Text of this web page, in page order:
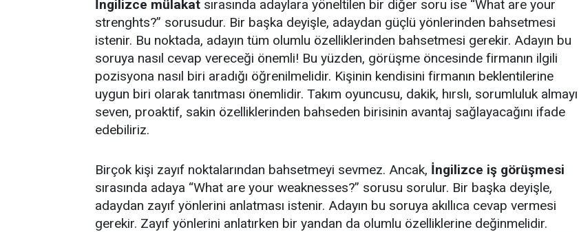
İngilizce mülakat sırasında adaylara yöneltilen bir diğer soru ise “What are your
strenghts?” sorusudur. Bir başka deyişle, adaydan güçlü yönlerinden bahsetmesi
istenir. Bu noktada, adayın tüm olumlu özelliklerinden bahsetmesi gerekir. Adayın bu
soruya nasıl cevap vereceği önemli! Bu yüzden, görüşme öncesinde firmanın ilgili
pozisyona nasıl biri aradığı öğrenilmelidir. Kişinin kendisini firmanın beklentilerine
uygun biri olarak tanıtması önemlidir. Takım oyuncusu, dakik, hırslı, sorumluluk almayı
seven, proaktif, sakin özelliklerinden bahseden birisinin avantaj sağlayacağını ifade
edebiliriz.
Birçok kişi zayıf noktalarından bahsetmeyi sevmez. Ancak, İngilizce iş görüşmesi
sırasında adaya “What are your weaknesses?” sorusu sorulur. Bir başka deyişle,
adaydan zayıf yönlerini anlatması istenir. Adayın bu soruya akıllıca cevap vermesi
gerekir. Zayıf yönlerini anlatırken bir yandan da olumlu özelliklerine değinmelidir.